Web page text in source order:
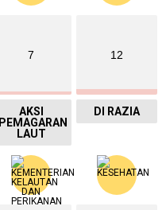
7
AKSI
PEMAGARAN
LAUT
12
DI RAZIA